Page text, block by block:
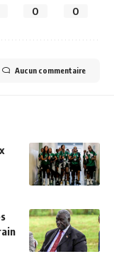
0 0
Aucun commentaire